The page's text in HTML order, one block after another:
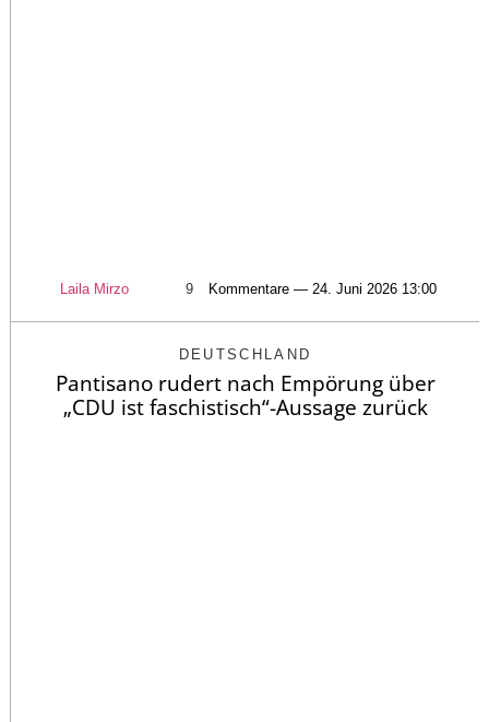
Laila Mirzo 9 Kommentare — 24. Juni 2026 13:00
DEUTSCHLAND
Pantisano rudert nach Empörung über
„CDU ist faschistisch“-Aussage zurück